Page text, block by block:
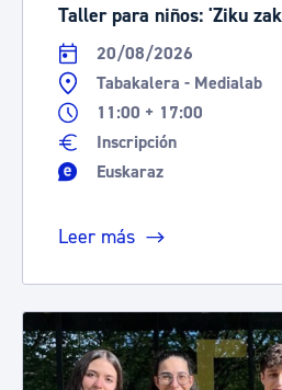
Taller para niños: 'Ziku
20/08/2026
Tabakalera - Medialab
11:00 + 17:00
Inscripción
Euskaraz
Leer más